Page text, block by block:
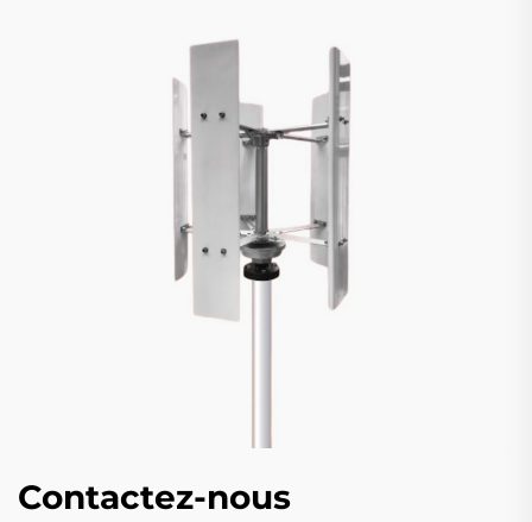
Contactez-nous